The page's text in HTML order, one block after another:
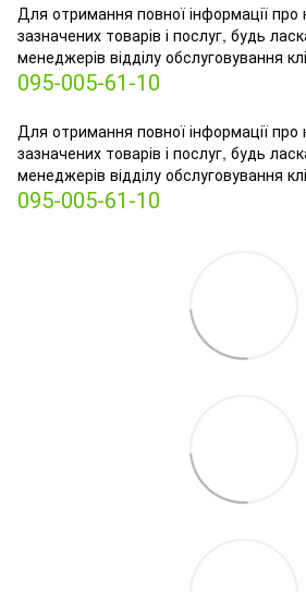
Для отримання повної інформації про
зазначених товарів і послуг, будь
менеджерів відділу обслуговування
095-005-61-10
Для отримання повної інформації про
зазначених товарів і послуг, будь
менеджерів відділу обслуговування
095-005-61-10